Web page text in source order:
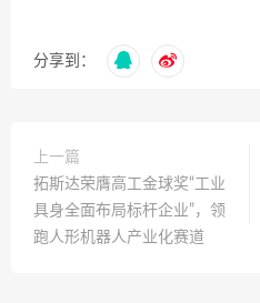
分享到：
上一篇
拓斯达荣膺高工金球奖“工业
具身全面布局标杆企业”，领
跑人形机器人产业化赛道